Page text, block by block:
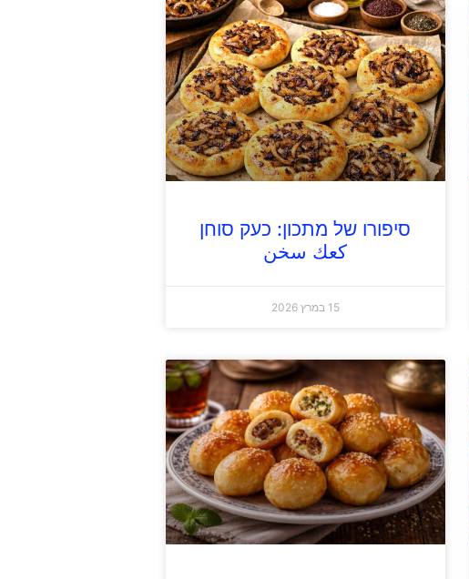
סיפורו של מתכון: כעק סוחן
كعك سخن
15 במרץ 2026